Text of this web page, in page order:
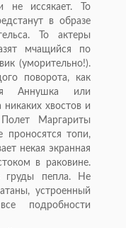
не иссякает. То
в образе
То актеры
мчащийся по
(уморительно!).
поворота, как
Аннушка или
хвостов и
Маргариты
проносятся топи,
некая экранная
в раковине.
груды пепла. Не
устроенный
подробности